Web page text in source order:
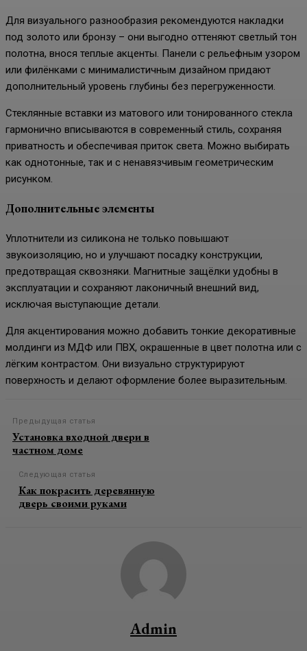
Для визуального разнообразия рекомендуются накладки
под золото или бронзу – они выгодно оттеняют светлый тон
полотна, внося теплые акценты. Панели с рельефным узором
или филёнками с минималистичным дизайном придают
дополнительный уровень глубины без перегруженности.
Стеклянные вставки из матового или тонированного стекла
гармонично вписываются в современный стиль, сохраняя
приватность и обеспечивая приток света. Можно выбирать
как однотонные, так и с ненавязчивым геометрическим
рисунком.
Дополнительные элементы
Уплотнители из силикона не только повышают
звукоизоляцию, но и улучшают посадку конструкции,
предотвращая сквозняки. Магнитные защёлки удобны в
эксплуатации и сохраняют лаконичный внешний вид,
исключая выступающие детали.
Для акцентирования можно добавить тонкие декоративные
молдинги из МДФ или ПВХ, окрашенные в цвет полотна или с
лёгким контрастом. Они визуально структурируют
поверхность и делают оформление более выразительным.
Предыдущая статья
Установка входной двери в
частном доме
Следующая статья
Как покрасить деревянную
дверь своими руками
Admin